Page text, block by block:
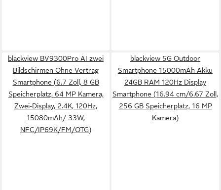
blackview BV9300Pro AI zwei
Bildschirmen Ohne Vertrag
Smartphone (6.7 Zoll, 8 GB
Speicherplatz, 64 MP Kamera,
Zwei-Display, 2.4K, 120Hz,
15080mAh/ 33W,
NFC/IP69K/FM/OTG)
blackview 5G Outdoor
Smartphone 15000mAh Akku
24GB RAM 120Hz Display
Smartphone (16.94 cm/6.67 Zoll,
256 GB Speicherplatz, 16 MP
Kamera)